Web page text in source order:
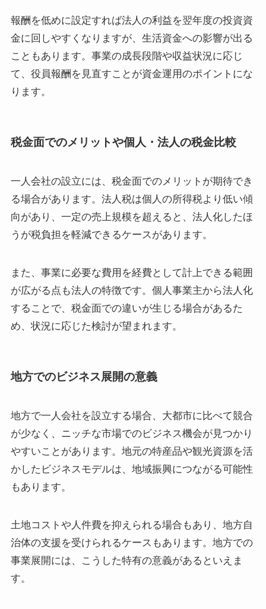
報酬を低めに設定すれば法人の利益を翌年度の投資資
金に回しやすくなりますが、生活資金への影響が出る
こともあります。事業の成長段階や収益状況に応じ
て、役員報酬を見直すことが資金運用のポイントにな
ります。
税金面でのメリットや個人・法人の税金比較
一人会社の設立には、税金面でのメリットが期待でき
る場合があります。法人税は個人の所得税より低い傾
向があり、一定の売上規模を超えると、法人化したほ
うが税負担を軽減できるケースがあります。
また、事業に必要な費用を経費として計上できる範囲
が広がる点も法人の特徴です。個人事業主から法人化
することで、税金面での違いが生じる場合があるた
め、状況に応じた検討が望まれます。
地方でのビジネス展開の意義
地方で一人会社を設立する場合、大都市に比べて競合
が少なく、ニッチな市場でのビジネス機会が見つかり
やすいことがあります。地元の特産品や観光資源を活
かしたビジネスモデルは、地域振興につながる可能性
もあります。
土地コストや人件費を抑えられる場合もあり、地方自
治体の支援を受けられるケースもあります。地方での
事業展開には、こうした特有の意義があるといえま
す。